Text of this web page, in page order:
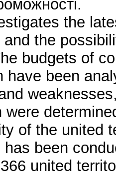
the
the
budgets of
have been
were
of the united
has been
united